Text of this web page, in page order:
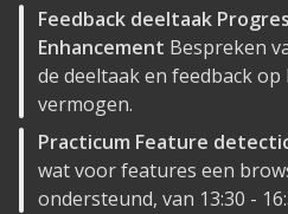
Feedback deeltaak
Enhancement Bespreken
de deeltaak en feedback
vermogen.
Practicum Feature
wat voor features een
ondersteund, van 13:30 -